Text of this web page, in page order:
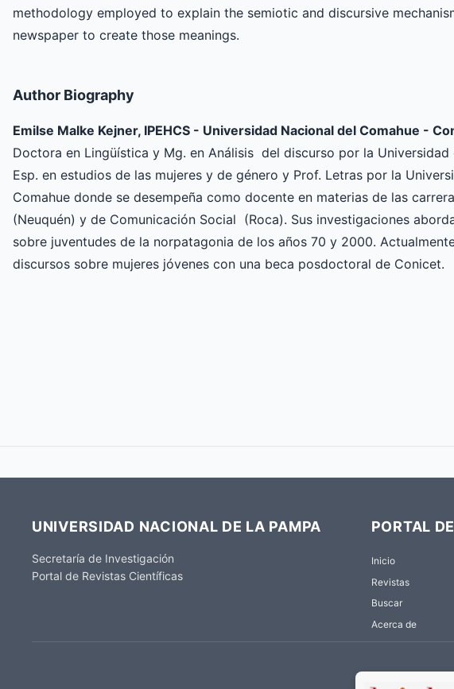
methodology employed to explain the semiotic and discursive
newspaper to create those meanings.
Author Biography
Emilse Malke Kejner, IPEHCS - Universidad Nacional del Comahue -
Doctora en Lingüística y Mg. en Análisis del discurso por la Universidad
Esp. en estudios de las mujeres y de género y Prof. Letras por la
Comahue donde se desempeña como docente en materias de las
(Neuquén) y de Comunicación Social (Roca). Sus investigaciones
sobre juventudes de la norpatagonia de los años 70 y 2000.
discursos sobre mujeres jóvenes con una beca posdoctoral de Conicet.
UNIVERSIDAD NACIONAL DE LA PAMPA
Secretaría de Investigación
Portal de Revistas Científicas
PORTAL
Inicio
Revistas
Buscar
Acerca de